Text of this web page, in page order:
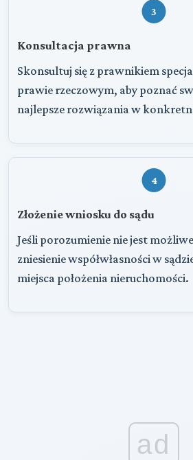
3
Konsultacja prawna
Skonsultuj się z prawnikiem
prawie rzeczowym, aby poznać
najlepsze rozwiązania w
4
Złożenie wniosku do sądu
Jeśli porozumienie nie jest
zniesienie współwłasności w
miejsca położenia nieruchomości.
ad